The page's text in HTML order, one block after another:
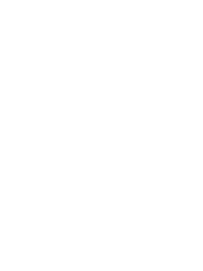
that are categorized as
cookies. But opting out of
ensures basic